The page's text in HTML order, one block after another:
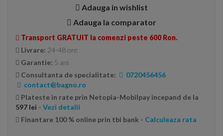
Adauga in wishlist
Adauga la comparator
Transport GRATUIT la comenzi peste 600 Ron.
Livrare: 24-48 ore
Garantie: 5 ani
Consultanta de specialitate:
0720456456
contact@bagno.ro
Plateste in rate prin Netopia-Mobilpay incepand de la
597 lei - Vezi detalii
Finantare 100 % online prin tbi bank - Calculeaza rata